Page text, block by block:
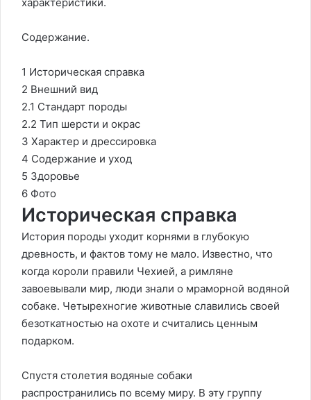
Содержание.
1 Историческая справка
2 Внешний вид
2.1 Стандарт породы
2.2 Тип шерсти и окрас
3 Характер и дрессировка
4 Содержание и уход
5 Здоровье
6 Фото
Историческая справка
История породы уходит корнями в глубокую
древность, и фактов тому не мало. Известно, что
когда короли правили Чехией, а римляне
завоевывали мир, люди знали о мраморной водяной
собаке. Четырехногие животные славились своей
безоткатностью на охоте и считались ценным
подарком.
Спустя столетия водяные собаки
распространились по всему миру. В эту группу